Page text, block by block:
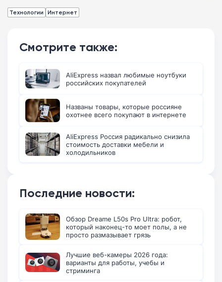
Технологии Интернет
Смотрите также:
AliExpress назвал любимые ноутбуки
российских покупателей
Названы товары, которые россияне
охотнее всего покупают в интернете
AliExpress Россия радикально снизила
стоимость доставки мебели и
холодильников
Последние новости:
Обзор Dreame L50s Pro Ultra: робот,
который наконец-то моет полы, а не
просто размазывает грязь
Лучшие веб-камеры 2026 года:
варианты для работы, учебы и
стриминга